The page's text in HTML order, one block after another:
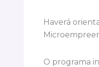
Haverá
O programa